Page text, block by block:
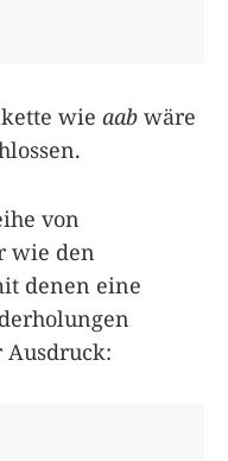
wie aab wäre
von
wie den
denen eine